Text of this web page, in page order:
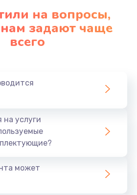
на вопросы,
задают чаще
всего
на услуги
может